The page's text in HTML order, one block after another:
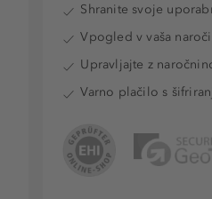
Shranite svoje
Vpogled v vaša
Upravljajte z
Varno plačilo s